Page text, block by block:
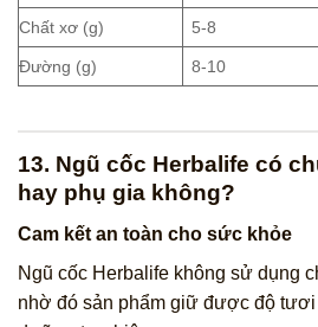
Chất xơ (g) 5-8
Đường (g) 8-10
13. Ngũ cốc Herbalife có
hay phụ gia không?
Cam kết an toàn cho sức khỏe
Ngũ cốc Herbalife không sử dụng
nhờ đó sản phẩm giữ được độ tươi